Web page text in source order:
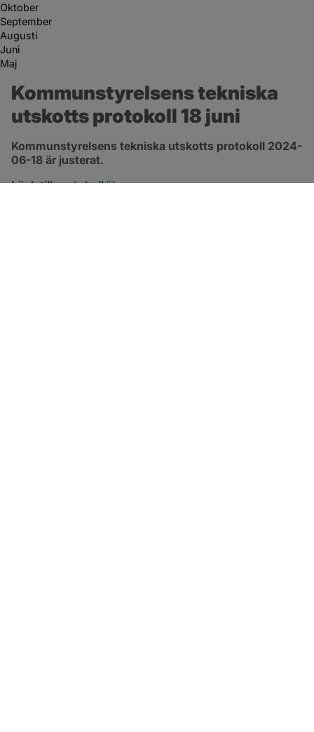
Oktober
September
Augusti
Juni
Maj
Kommunstyrelsens tekniska
utskotts protokoll 18 juni
Kommunstyrelsens tekniska utskotts protokoll 2024-
06-18 är justerat.
Länk till protokoll
pdf, 501.6 kB, öppnas i nytt fönster.